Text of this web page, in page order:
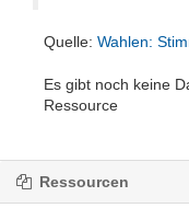
Quelle: Wahlen:
Es gibt noch keine
Ressource
Ressourcen